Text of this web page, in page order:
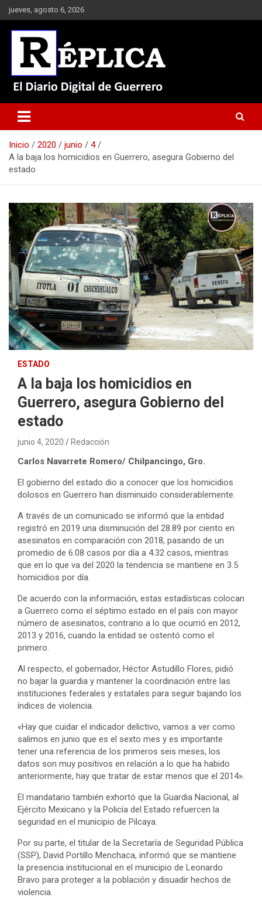
Saltar
al
contenido
jueves, agosto 6, 2026
Réplica
Inicio 2020 junio
4
A la baja los homicidios en Guerrero, asegura Gobierno del
estado
ESTADO
A la baja los homicidios en
Guerrero, asegura Gobierno del
estado
junio 4, 2020 Redacción
Carlos Navarrete Romero/ Chilpancingo, Gro.
El gobierno del estado dio a conocer que los homicidios
dolosos en Guerrero han disminuido considerablemente.
A través de un comunicado se informó que la entidad
registró en 2019 una disminución del 28.89 por ciento en
asesinatos en comparación con 2018, pasando de un
promedio de 6.08 casos por día a 4.32 casos, mientras
que en lo que va del 2020 la tendencia se mantiene en 3.5
homicidios por día.
De acuerdo con la información, estas estadísticas colocan
a Guerrero como el séptimo estado en el país con mayor
número de asesinatos, contrario a lo que ocurrió en 2012,
2013 y 2016, cuando la entidad se ostentó como el
primero.
Al respecto, el gobernador, Héctor Astudillo Flores, pidió
no bajar la guardia y mantener la coordinación entre las
instituciones federales y estatales para seguir bajando los
índices de violencia.
«Hay que cuidar el indicador delictivo, vamos a ver como
salimos en junio que es el sexto mes y es importante
tener una referencia de los primeros seis meses, los
datos son muy positivos en relación a lo que ha habido
anteriormente, hay que tratar de estar menos que el 2014».
El mandatario también exhortó que la Guardia Nacional, al
Ejército Mexicano y la Policía del Estado refuercen la
seguridad en el municipio de Pilcaya.
Por su parte, el titular de la Secretaría de Seguridad Pública
(SSP), David Portillo Menchaca, informó que se mantiene
la presencia institucional en el municipio de Leonardo
Bravo para proteger a la población y disuadir hechos de
violencia.